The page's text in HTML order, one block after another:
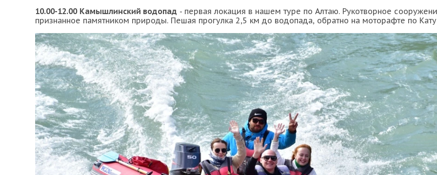
10.00-12.00 Камышлинский водопад - первая локация в нашем туре по Алтаю. Рукотворное
признанное памятником природы. Пешая прогулка 2,5 км до водопада, обратно на моторафте по